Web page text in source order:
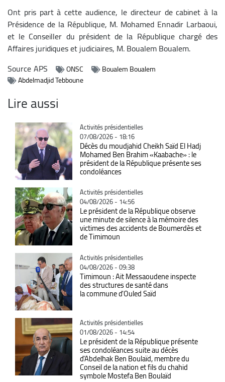
Ont pris part à cette audience, le directeur de cabinet à la
Présidence de la République, M. Mohamed Ennadir Larbaoui,
et le Conseiller du président de la République chargé des
Affaires juridiques et judiciaires, M. Boualem Boualem.
SourceAPS ONSC
Boualem Boualem
Abdelmadjid Tebboune
Lire aussi
Catégorie
Activités présidentielles
07/08/2026 - 18:16
Décès du moudjahid Cheikh Saïd El Hadj
Mohamed Ben Brahim «Kaabache» : le
président de la République présente ses
condoléances
Catégorie
Activités présidentielles
04/08/2026 - 14:56
Le président de la République observe
une minute de silence à la mémoire des
victimes des accidents de Boumerdès et
de Timimoun
Catégorie
Activités présidentielles
04/08/2026 - 09:38
Timimoun : Ait Messaoudene inspecte
des structures de santé dans
la commune d'Ouled Saïd
Catégorie
Activités présidentielles
01/08/2026 - 14:54
Le président de la République présente
ses condoléances suite au décès
d'Abdelhak Ben Boulaïd, membre du
Conseil de la nation et fils du chahid
symbole Mostefa Ben Boulaïd